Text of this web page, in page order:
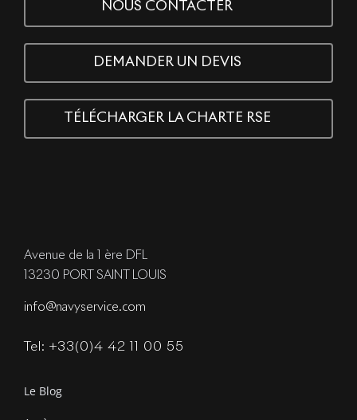
NOUS CONTACTER
DEMANDER UN DEVIS
TÉLÉCHARGER LA CHARTE RSE
Avenue de la 1 ère DFL
13230 PORT SAINT LOUIS
info@navyservice.com
Tel: +33(0)4 42 11 00 55
Le Blog